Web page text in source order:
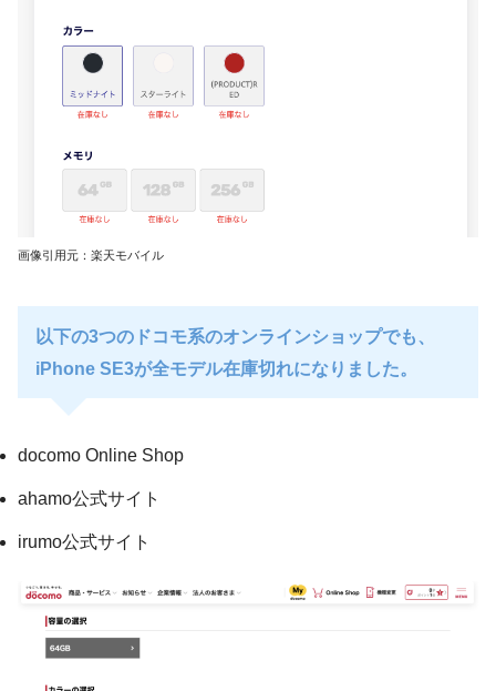
画像引用元：楽天モバイル
以下の3つのドコモ系のオンラインショップでも、
iPhone SE3が全モデル在庫切れになりました。
docomo Online Shop
ahamo公式サイト
irumo公式サイト